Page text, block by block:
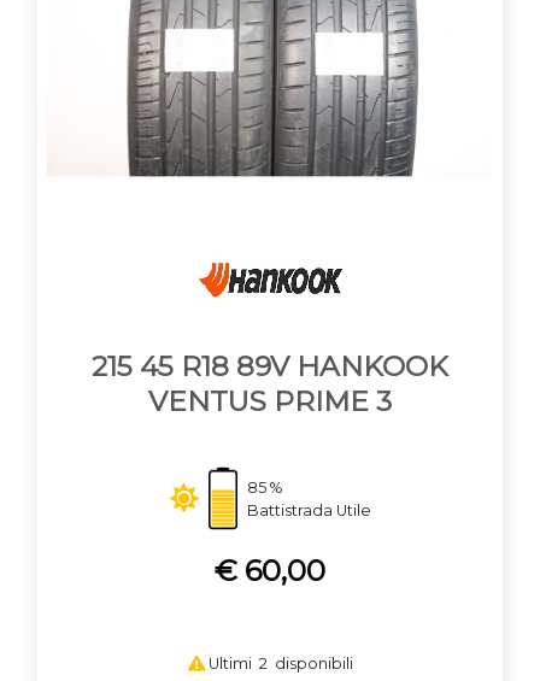
215 45 R18 89V HANKOOK
VENTUS PRIME 3
85 %
Battistrada Utile
€ 60,00
Ultimi 2 disponibili